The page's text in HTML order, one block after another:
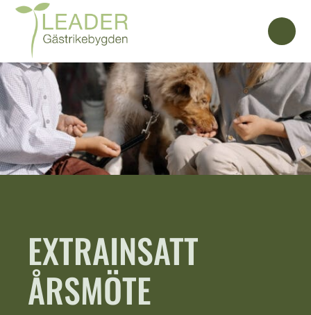
EXTRAINSATT
ÅRSMÖTE